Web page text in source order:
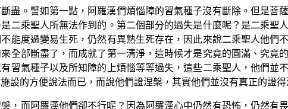
盡。譬如第一點，阿羅漢們煩惱障的習氣種子沒有斷除。但是菩
二乘聖人所無法作到的。第二個部分的過失是什麼呢？是二乘聖
能度過變易生死，仍然有異熟生死存在，因此來說二乘聖人他們
全部斷盡了，而成就了第一清淨，這時候才是究竟的圓滿、究竟
習氣種子以及所知障的上煩惱等等過失，這些二乘聖人，他們並
設的方便說法而已，而說他們證涅槃，其實他們並沒有真正的證得
，而阿羅漢他們卻不行呢？因為阿羅漢心中仍然有恐怖，仍然有